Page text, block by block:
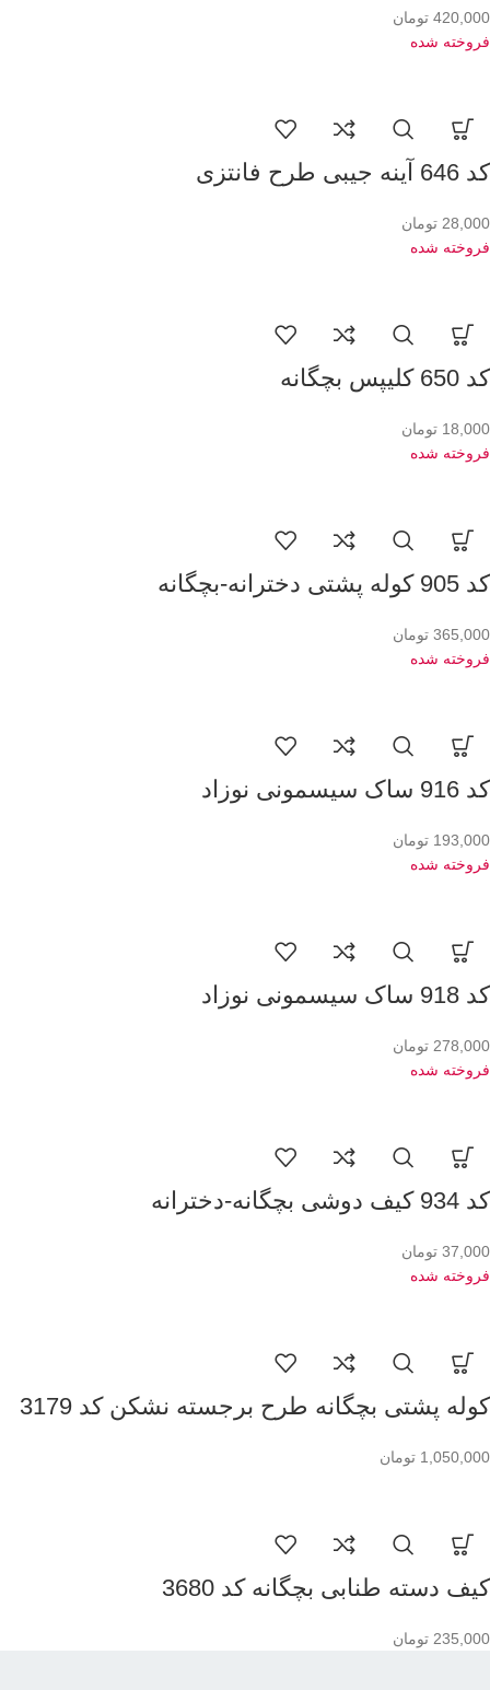
420,000 تومان
فروخته شده
کد 646 آینه جیبی طرح فانتزی
28,000 تومان
فروخته شده
کد 650 کلیپس بچگانه
18,000 تومان
فروخته شده
کد 905 کوله پشتی دخترانه-بچگانه
365,000 تومان
فروخته شده
کد 916 ساک سیسمونی نوزاد
193,000 تومان
فروخته شده
کد 918 ساک سیسمونی نوزاد
278,000 تومان
فروخته شده
کد 934 کیف دوشی بچگانه-دخترانه
37,000 تومان
فروخته شده
کوله پشتی بچگانه طرح برجسته نشکن کد 3179
1,050,000 تومان
کیف دسته طنابی بچگانه کد 3680
235,000 تومان